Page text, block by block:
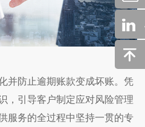
并防止逾期账款变成坏账。凭
，引导客户制定应对风险管理
服务的全过程中坚持一贯的专